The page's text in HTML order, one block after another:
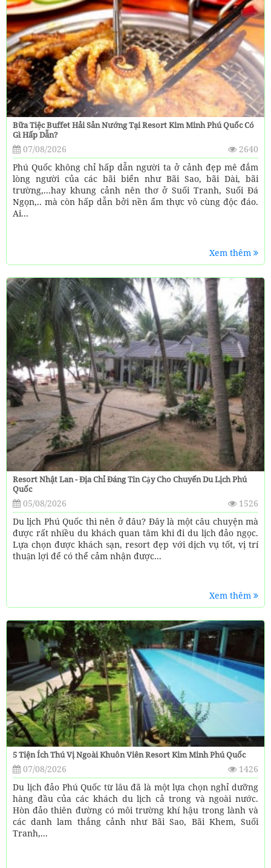
Bữa Tiệc Buffet Hải Sản Nướng Tại Resort Kim Minh Phú Quốc Có
Gì Hấp Dẫn?
07/08/2026
2640
Phú Quốc không chỉ hấp dẫn người ta ở cảnh đẹp mê đắm
lòng người của các bãi biển như Bãi Sao, bãi Dài, bãi
trường,...hay khung cảnh nên thơ ở Suối Tranh, Suối Đá
Ngọn,.. mà còn hấp dẫn bởi nền ẩm thực vô cùng độc đáo.
Ai...
Xem thêm
Resort Nhật Lan - Địa Chỉ Đáng Tin Cậy Cho Chuyến Du Lịch Phú
Quốc
05/08/2026
1526
Du lịch Phú Quốc thì nên ở đâu? Đây là một câu chuyện mà
được rất nhiều du khách quan tâm khi đi du lịch đảo ngọc.
Lựa chọn được khách sạn, resort đẹp với dịch vụ tốt, vị trí
thuận lợi để có thể cảm nhận được...
Xem thêm
5 Tiện Ích Thú Vị Ngoài Khuôn Viên Resort Kim Minh Phú Quốc
07/08/2026
1426
Du lịch đảo Phú Quốc từ lâu đã là một lựa chọn nghỉ dưỡng
hàng đầu của các khách du lịch cả trong và ngoài nước.
Hòn đảo thiên đường có môi trường khí hậu trong lành và
các danh lam thắng cảnh như Bãi Sao, Bãi Khem, Suối
Tranh,...